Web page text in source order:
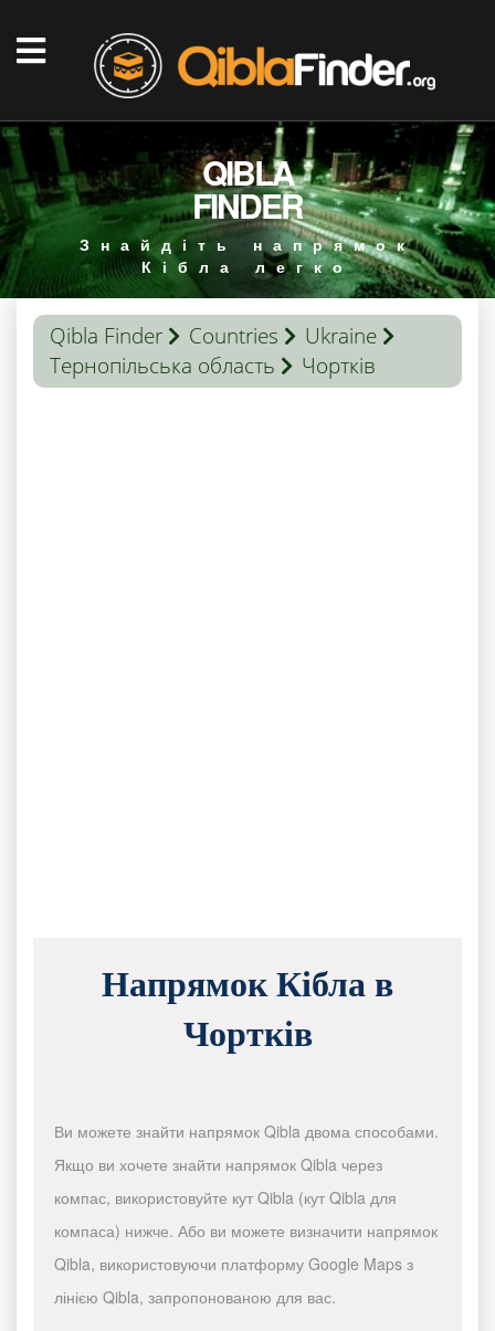
QIBLA
FINDER
Знайдіть напрямок
Кібла легко
Qibla Finder Countries
Ukraine
Тернопільська область
Чортків
Напрямок Кібла в
Чортків
Ви можете знайти напрямок Qibla двома способами.
Якщо ви хочете знайти напрямок Qibla через
компас, використовуйте кут Qibla (кут Qibla для
компаса) нижче. Або ви можете визначити напрямок
Qibla, використовуючи платформу Google Maps з
лінією Qibla, запропонованою для вас.